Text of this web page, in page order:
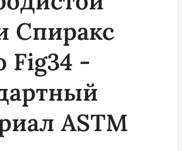
Спиракс
Fig34 -
ASTM